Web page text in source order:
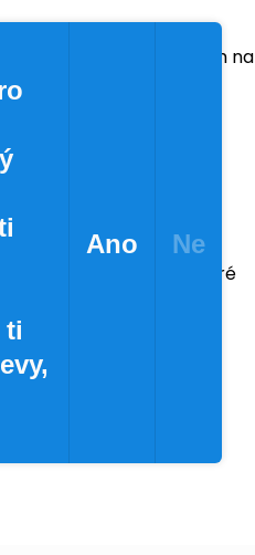
Evropské unii s důrazem na
domácnosti i
prostředky.
chemické látky, které
ti
Ano Ne